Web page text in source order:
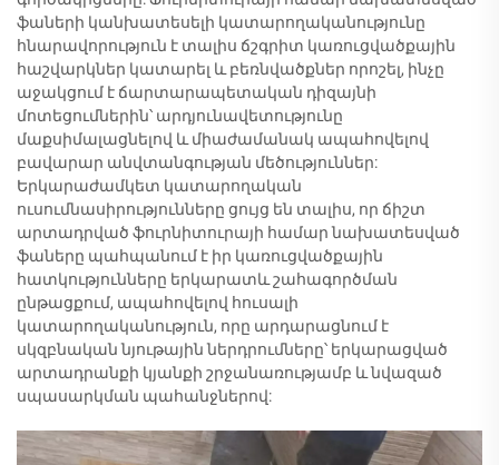
ֆաների կանխատեսելի կատարողականությունը
հնարավորություն է տալիս ճշգրիտ կառուցվածքային
հաշվարկներ կատարել և բեռնվածքներ որոշել, ինչը
աջակցում է ճարտարապետական դիզայնի
մոտեցումներին՝ արդյունավետությունը
մաքսիմալացնելով և միաժամանակ ապահովելով
բավարար անվտանգության մեծություններ:
Երկարաժամկետ կատարողական
ուսումնասիրությունները ցույց են տալիս, որ ճիշտ
արտադրված ֆուրնիտուրայի համար նախատեսված
ֆաները պահպանում է իր կառուցվածքային
հատկությունները երկարատև շահագործման
ընթացքում, ապահովելով հուսալի
կատարողականություն, որը արդարացնում է
սկզբնական նյութային ներդրումները՝ երկարացված
արտադրանքի կյանքի շրջանառությամբ և նվազած
սպասարկման պահանջներով: